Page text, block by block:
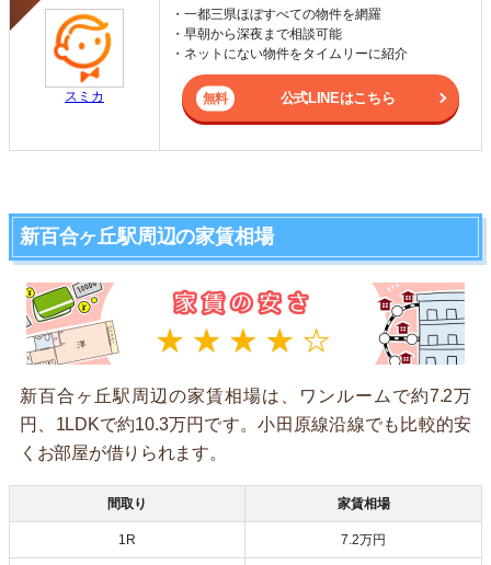
スミカ
・一都三県ほぼすべての物件を網羅
・早朝から深夜まで相談可能
・ネットにない物件をタイムリーに紹介
公式LINEはこちら
新百合ヶ丘駅周辺の家賃相場
新百合ヶ丘駅周辺の家賃相場は、ワンルームで約7.2万
円、1LDKで約10.3万円です。小田原線沿線でも比較的安
くお部屋が借りられます。
間取り 家賃相場
1R 7.2万円